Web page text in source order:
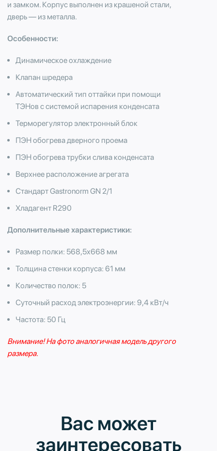
и замком. Корпус выполнен из крашеной стали,
дверь — из металла.
Особенности:
Динамическое охлаждение
Клапан шредера
Автоматический тип оттайки при помощи
ТЭНов с системой испарения конденсата
Терморегулятор электронный блок
ПЭН обогрева дверного проема
ПЭН обогрева трубки слива конденсата
Верхнее расположение агрегата
Стандарт Gastronorm GN 2/1
Хладагент R290
Дополнительные характеристики:
Размер полки: 568,5х668 мм
Толщина стенки корпуса: 61 мм
Количество полок: 5
Суточный расход электроэнергии: 9,4 кВт/ч
Частота: 50 Гц
Внимание! На фото аналогичная модель другого
размера.
Вас может
заинтересовать